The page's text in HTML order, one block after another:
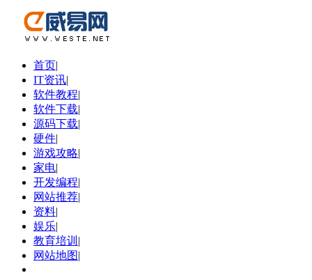
首页|
IT资讯|
软件教程|
软件下载|
源码下载|
硬件|
游戏攻略|
家电|
开发编程|
网站推荐|
资料|
娱乐|
教育培训 |
网站地图|